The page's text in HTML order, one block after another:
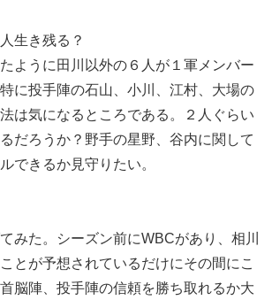
生き残る？
ように田川以外の６人が１軍メンバー
に投手陣の石山、小川、江村、大場の
は気になるところである。２人ぐらい
だろうか？野手の星野、谷内に関して
できるか見守りたい。
みた。シーズン前にWBCがあり、相川
とが予想されているだけにその間にこ
脳陣、投手陣の信頼を勝ち取れるか大